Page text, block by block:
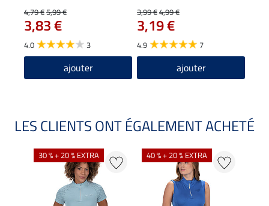
4,79 €5,99 €
3,83 €
4.0 3
ajouter
3,99 €4,99 €
3,19 €
4.9 7
ajouter
LES CLIENTS ONT ÉGALEMENT ACHETÉ
30 % + 20 % EXTRA 40 % + 20 % EXTRA